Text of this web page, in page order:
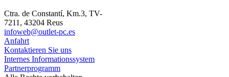
Ctra. de Constantí, Km.3, TV-
7211, 43204 Reus
infoweb@outlet-pc.es
Anfahrt
Kontaktieren Sie uns
Internes Informationssystem
Partnerprogramm